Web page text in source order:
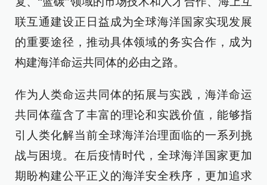
联互通建设正日益成为全球海洋国家实现发展
的重要途径，推动具体领域的务实合作，成为
构建海洋命运共同体的必由之路。
作为人类命运共同体的拓展与实践，海洋命运
共同体蕴含了丰富的理论和实践价值，能够指
引人类化解当前全球海洋治理面临的一系列挑
战与困境。在后疫情时代，全球海洋国家更加
期盼构建公平正义的海洋安全秩序，更加追求